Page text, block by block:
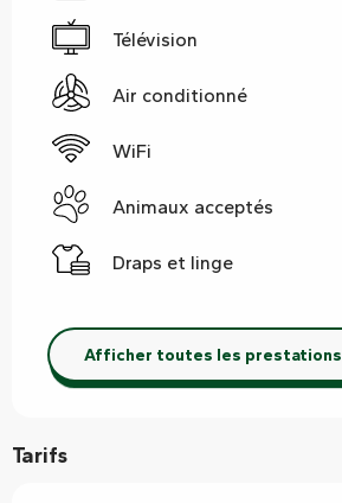
Télévision
Air conditionné
WiFi
Animaux acceptés
Draps et linge
Afficher toutes les prestations
Tarifs